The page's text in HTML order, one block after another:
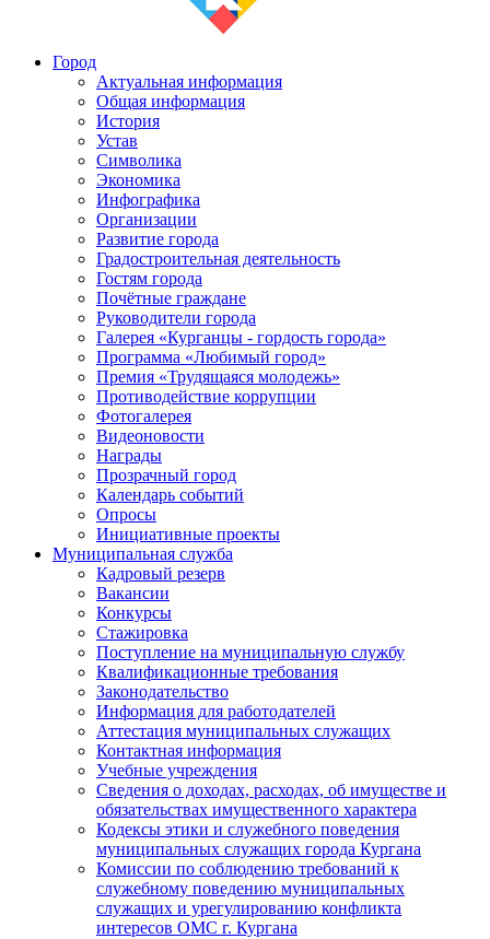
Город
Актуальная информация
Общая информация
История
Устав
Символика
Экономика
Инфографика
Организации
Развитие города
Градостроительная деятельность
Гостям города
Почётные граждане
Руководители города
Галерея «Курганцы - гордость города»
Программа «Любимый город»
Премия «Трудящаяся молодежь»
Противодействие коррупции
Фотогалерея
Видеоновости
Награды
Прозрачный город
Календарь событий
Опросы
Инициативные проекты
Муниципальная служба
Кадровый резерв
Вакансии
Конкурсы
Стажировка
Поступление на муниципальную службу
Квалификационные требования
Законодательство
Информация для работодателей
Аттестация муниципальных служащих
Контактная информация
Учебные учреждения
Сведения о доходах, расходах, об имуществе и
обязательствах имущественного характера
Кодексы этики и служебного поведения
муниципальных служащих города Кургана
Комиссии по соблюдению требований к
служебному поведению муниципальных
служащих и урегулированию конфликта
интересов ОМС г. Кургана